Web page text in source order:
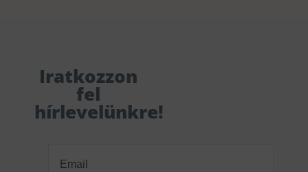
Iratkozzon
fel
hírlevelünkre!